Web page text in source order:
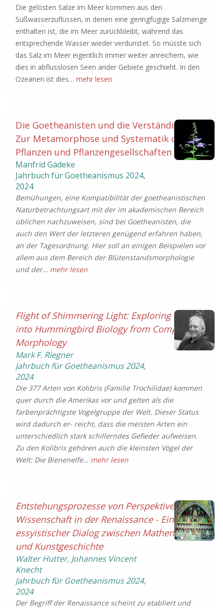
Die gelösten Salze im Meer kommen aus den
Süßwasserzuflüssen, in denen eine geringfügige Salzmenge
enthalten ist, die im Meer zurückbleibt, während das
entsprechende Wasser wieder verdunstet. So müsste sich
das Salz im Meer eigentlich immer weiter anreichern, wie
dies in abflusslosen Seen arider Gebiete geschieht. In den
Ozeanen ist dies… mehr lesen
Die Goetheanisten und die Verständigen -
Zur Metamorphose und Systematik der
Pflanzen und Pflanzengesellschaften
Manfrid Gädeke
Jahrbuch für Goetheanismus 2024,
2024
Bemühungen, eine Kompatibilität der goetheanistischen
Naturbetrachtungsart mit der im akademischen Bereich
üblichen nachzuweisen, sind bei Goetheanisten, die
auch den Wert der letzteren genügend erfahren haben,
an der Tagesordnung. Hier soll an einigen Beispielen vor
allem aus dem Bereich der Blütenstandsmorphologie
und der… mehr lesen
Flight of Shimmering Light: Exploring Insights
into Hummingbird Biology from Comparative
Morphology
Mark F. Riegner
Jahrbuch für Goetheanismus2024,
2024
Die 377 Arten von Kolibris (Familie Trochilidae) kommen
quer durch die Amerikas vor und gelten als die
farbenprächtigste Vogelgruppe der Welt. Dieser Status
wird dadurch er- reicht, dass die meisten Arten ein
unterschiedlich stark schillerndes Gefieder aufweisen.
Zu den Kolibris gehören auch die kleinsten Vögel der
Welt: Die Bienenelfe… mehr lesen
Entstehungsprozesse von Perspektive und
Wissenschaft in der Renaissance - Ein
essyistischer Dialog zwischen Mathematik
und Kunstgeschichte
Walter Hutter, Johannes Vincent
Knecht
Jahrbuch für Goetheanismus2024,
2024
Der Begriff der Renaissance scheint zu etabliert und